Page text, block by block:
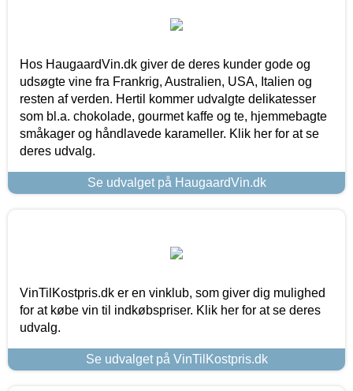
Hos HaugaardVin.dk giver de deres kunder gode og
udsøgte vine fra Frankrig, Australien, USA, Italien og
resten af verden. Hertil kommer udvalgte delikatesser
som bl.a. chokolade, gourmet kaffe og te, hjemmebagte
småkager og håndlavede karameller. Klik her for at se
deres udvalg.
Se udvalget på HaugaardVin.dk
VinTilKostpris.dk er en vinklub, som giver dig mulighed
for at købe vin til indkøbspriser. Klik her for at se deres
udvalg.
Se udvalget på VinTilKostpris.dk